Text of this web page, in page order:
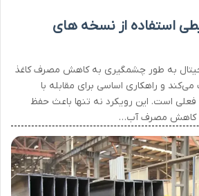
استفاده از نسخه های
به طور چشمگیری به کاهش مصرف کاغذ
و راهکاری اساسی برای مقابله با
است. این رویکرد نه تنها باعث حفظ
کاهش مصرف آب…